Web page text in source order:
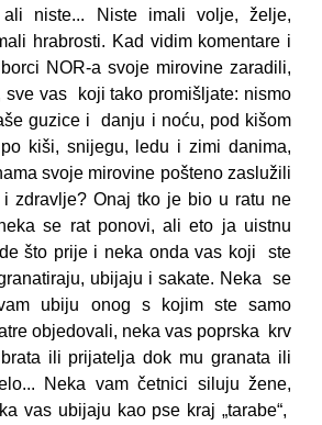
ali niste... Niste imali volje, želje,
hrabrosti. Kad vidim komentare i
NOR-a svoje mirovine zaradili,
sve vas koji tako promišljate: nismo
guzice i danju i noću, pod kišom
kiši, snijegu, ledu i zimi danima,
svoje mirovine pošteno zaslužili
i zdravlje? Onaj tko je bio u ratu ne
se rat ponovi, ali eto ja uistnu
što prije i neka onda vas koji ste
ubijaju i sakate. Neka se
ubiju onog s kojim ste samo
objedovali, neka vas poprska krv
ili prijatelja dok mu granata ili
Neka vam četnici siluju žene,
vas ubijaju kao pse kraj „tarabe“,